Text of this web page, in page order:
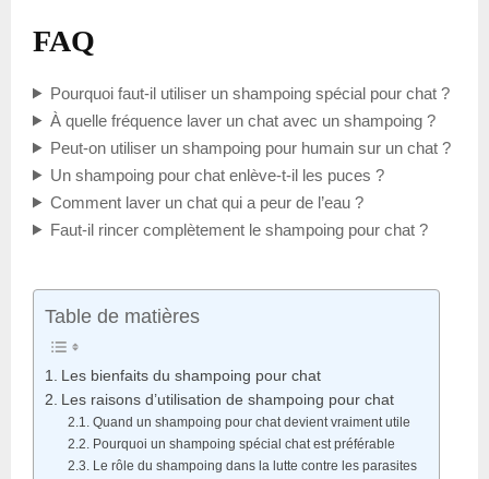
FAQ
Pourquoi faut-il utiliser un shampoing spécial pour chat ?
À quelle fréquence laver un chat avec un shampoing ?
Peut-on utiliser un shampoing pour humain sur un chat ?
Un shampoing pour chat enlève-t-il les puces ?
Comment laver un chat qui a peur de l’eau ?
Faut-il rincer complètement le shampoing pour chat ?
Table de matières
Les bienfaits du shampoing pour chat
Les raisons d’utilisation de shampoing pour chat
Quand un shampoing pour chat devient vraiment utile
Pourquoi un shampoing spécial chat est préférable
Le rôle du shampoing dans la lutte contre les parasites